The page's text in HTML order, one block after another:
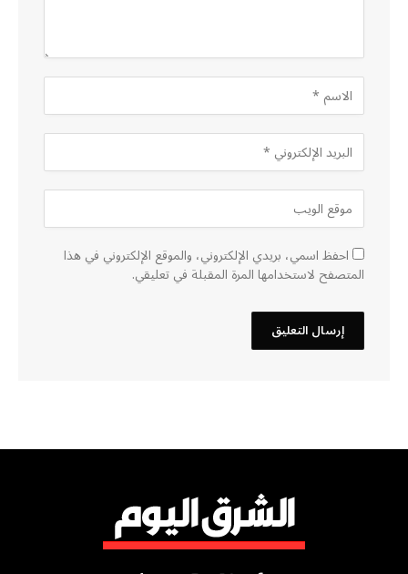
احفظ اسمي، بريدي الإلكتروني، والموقع الإلكتروني في هذا
المتصفح لاستخدامها المرة المقبلة في تعليقي.